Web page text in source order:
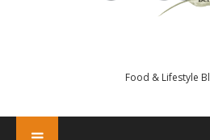
Food & Lifestyle